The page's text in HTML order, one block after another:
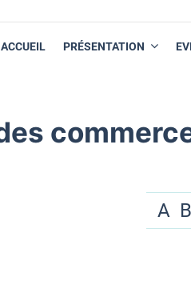
ACCUEIL PRÉSENTATION
A B